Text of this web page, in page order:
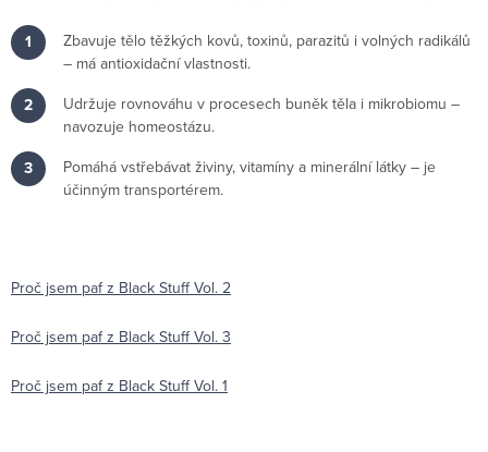
Zbavuje tělo těžkých kovů, toxinů, parazitů i volných radikálů
– má antioxidační vlastnosti.
Udržuje rovnováhu v procesech buněk těla i mikrobiomu –
navozuje homeostázu.
Pomáhá vstřebávat živiny, vitamíny a minerální látky – je
účinným transportérem.
Proč jsem paf z Black Stuff Vol. 2
Proč jsem paf z Black Stuff Vol. 3
Proč jsem paf z Black Stuff Vol. 1